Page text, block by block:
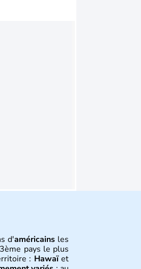
d'américainsles
pays le plus
: Hawaïet